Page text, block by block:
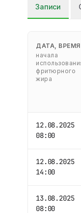
Записи
ДАТА, ВРЕМЯ
начала
фритюрного
жира
12.08.2025
08:00
12.08.2025
14:00
13.08.2025
08:00